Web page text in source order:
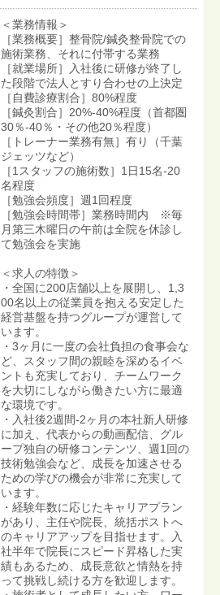
＜業務情報＞
［業務概要］整骨院/鍼灸整骨院での
施術業務、それに付帯する業務
［就業場所］入社後に研修が終了し
た段階で法人とすり合わせの上決定
［自費診療割合］80%程度
［鍼灸割合］20%-40%程度（首都圏
30％-40％・その他20％程度）
［トレーナー業務有無］有り（千葉
ジェッツなど）
［1スタッフの施術数］1日15名-20
名程度
［勉強会頻度］週1回程度
［勉強会時間帯］業務時間内 ※毎
月第三木曜日の午前は全院を休診し
て勉強会を実施
＜求人の特徴＞
・全国に200店舗以上を展開し、1,3
00名以上の従業員を抱える安定した
経営基盤を持つグループが運営して
います。
・3ヶ月に一度の会社負担の食事会な
ど、スタッフ間の親睦を深めるイベ
ントも充実しており、チームワーク
を大切にしながら働きたい方に最適
な環境です。
・入社後2週間-2ヶ月の本社新人研修
に加え、代表からの動画配信、グル
ープ独自の研修コンテンツ、週1回の
技術勉強会など、成長を加速させる
ための学びの機会が非常に充実して
います。
・経験年数に応じたキャリアプラン
があり、主任や院長、統括ポストへ
のキャリアアップを目指せます。入
社半年で院長にスピード昇格した実
績もあるため、成長意欲と情熱を持
って挑戦し続ける方を歓迎します。